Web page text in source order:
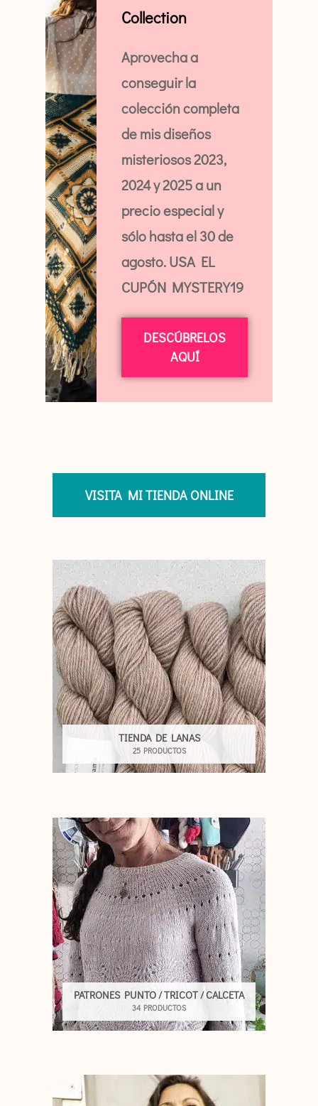
tenemos todo cubierto.
Collection
Aprovecha a
conseguir la
colección completa
de mis diseños
misteriosos 2023,
2024 y 2025 a un
precio especial y
sólo hasta el 30 de
agosto. USA EL
CUPÓN MYSTERY19
DESCÚBRELOS
AQUÍ
VISITA MI TIENDA ONLINE
TIENDA DE LANAS
25 PRODUCTOS
PATRONES PUNTO / TRICOT / CALCETA
34 PRODUCTOS